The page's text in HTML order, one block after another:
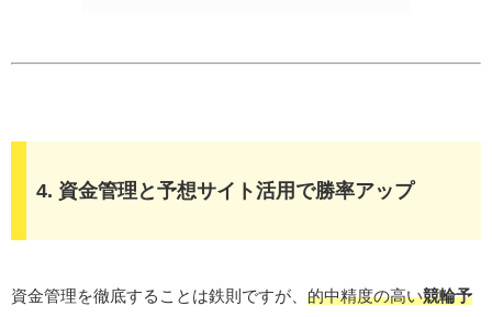
4. 資金管理と予想サイト活用で勝率アップ
資金管理を徹底することは鉄則ですが、 的中精度の高い競輪予